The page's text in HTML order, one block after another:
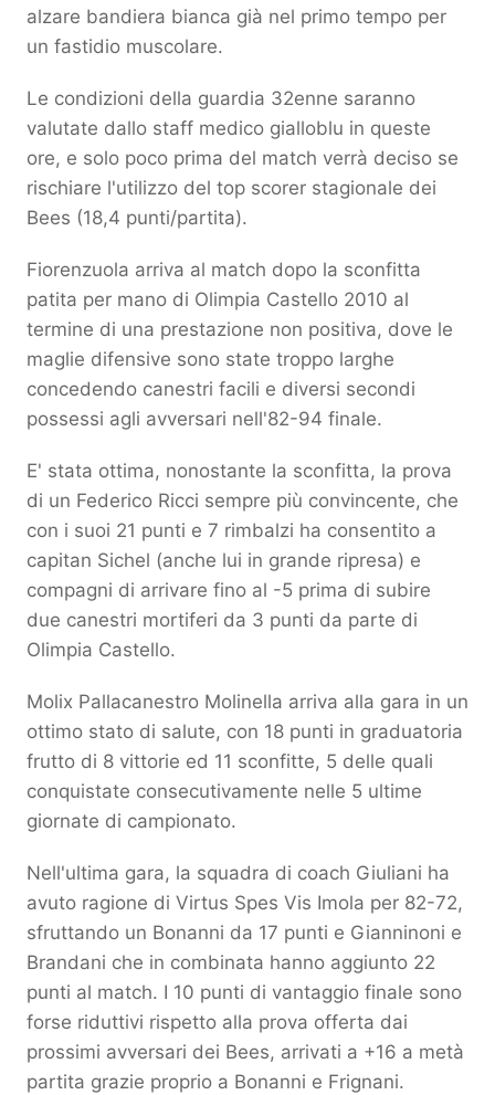
alzare bandiera bianca già nel primo tempo per
un fastidio muscolare.
Le condizioni della guardia 32enne saranno
valutate dallo staff medico gialloblu in queste
ore, e solo poco prima del match verrà deciso se
rischiare l'utilizzo del top scorer stagionale dei
Bees (18,4 punti/partita).
Fiorenzuola arriva al match dopo la sconfitta
patita per mano di Olimpia Castello 2010 al
termine di una prestazione non positiva, dove le
maglie difensive sono state troppo larghe
concedendo canestri facili e diversi secondi
possessi agli avversari nell'82-94 finale.
E' stata ottima, nonostante la sconfitta, la prova
di un Federico Ricci sempre più convincente, che
con i suoi 21 punti e 7 rimbalzi ha consentito a
capitan Sichel (anche lui in grande ripresa) e
compagni di arrivare fino al -5 prima di subire
due canestri mortiferi da 3 punti da parte di
Olimpia Castello.
Molix Pallacanestro Molinella arriva alla gara in un
ottimo stato di salute, con 18 punti in graduatoria
frutto di 8 vittorie ed 11 sconfitte, 5 delle quali
conquistate consecutivamente nelle 5 ultime
giornate di campionato.
Nell'ultima gara, la squadra di coach Giuliani ha
avuto ragione di Virtus Spes Vis Imola per 82-72,
sfruttando un Bonanni da 17 punti e Gianninoni e
Brandani che in combinata hanno aggiunto 22
punti al match. I 10 punti di vantaggio finale sono
forse riduttivi rispetto alla prova offerta dai
prossimi avversari dei Bees, arrivati a +16 a metà
partita grazie proprio a Bonanni e Frignani.